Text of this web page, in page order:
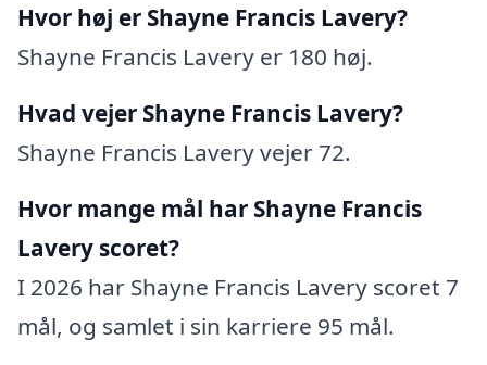
Hvor høj er Shayne Francis Lavery?
Shayne Francis Lavery er 180 høj.
Hvad vejer Shayne Francis Lavery?
Shayne Francis Lavery vejer 72.
Hvor mange mål har Shayne Francis
Lavery scoret?
I 2026 har Shayne Francis Lavery scoret 7
mål, og samlet i sin karriere 95 mål.